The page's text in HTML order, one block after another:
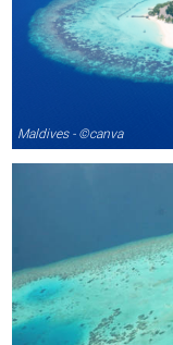
Maldives - ©canva